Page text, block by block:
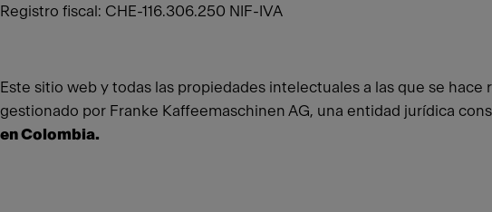
Registro fiscal: CHE-116.306.250 NIF-IVA
Este sitio web y todas las propiedades intelectuales a las que se
gestionado por Franke Kaffeemaschinen AG, una entidad jurídica
en Colombia.